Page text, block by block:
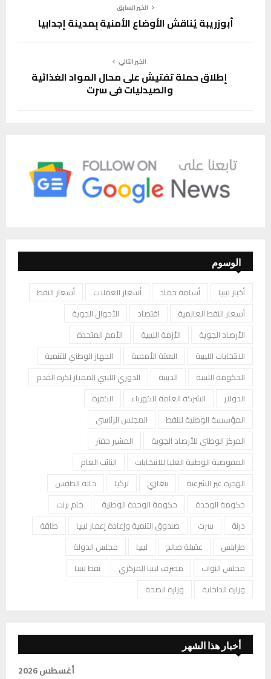
الخبر السابق
أبوزريبة يُناقش الأوضاع الأمنية بِمدينة إجدابيا
الخبر التالي
إطلاق حملة تفتيش على محال المواد الغذائية
والصيدليات في سرت
الوسوم
أخبار ليبيا أسامة حماد أسعار العملات
أسعار النفط
أسعار النفط العالمية
اقتصاد
الأحوال الجوية
الأرصاد الجوية
الأزمة الليبية
الأمم المتحدة
الانتخابات الليبية
البعثة الأممية
الجهاز الوطني للتنمية
الحكومة الليبية
الدبيبة
الدوري الليبي الممتاز لكرة القدم
الدولار
الشركة العامة للكهرباء
الكفرة
المؤسسة الوطنية للنفط
المجلس الرئاسي
المركز الوطني للأرصاد الجوية
المشير حفتر
المفوضية الوطنية العليا للانتخابات
النائب العام
الهجرة غير الشرعية
بنغازي تركيا
حالة الطقس
حكومة الوحدة
حكومة الوحدة الوطنية
خام برنت
درنة
سرت صندوق التنمية وإعادة إعمار ليبيا
طاقة
طرابلس
عقيلة صالح ليبيا
مجلس الدولة
مجلس النواب
مصرف ليبيا المركزي
نفط ليبيا
وزارة الداخلية
وزارة الصحة
أخبار هذا الشهر
أغسطس 2026